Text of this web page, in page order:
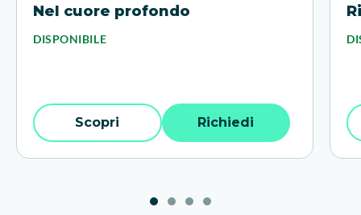
Nel cuore profondo
DISPONIBILE
Scopri Richiedi